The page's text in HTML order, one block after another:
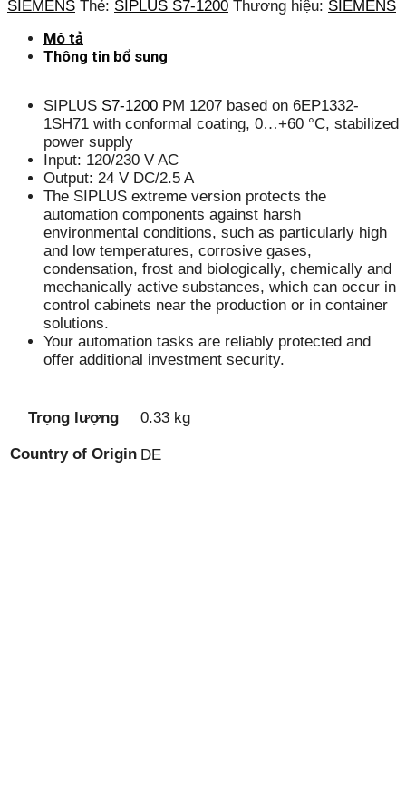
SIEMENS Thẻ: SIPLUS S7-1200 Thương hiệu: SIEMENS
Mô tả
Thông tin bổ sung
SIPLUS S7-1200 PM 1207 based on 6EP1332-
1SH71 with conformal coating, 0…+60 °C, stabilized
power supply
Input: 120/230 V AC
Output: 24 V DC/2.5 A
The SIPLUS extreme version protects the
automation components against harsh
environmental conditions, such as particularly high
and low temperatures, corrosive gases,
condensation, frost and biologically, chemically and
mechanically active substances, which can occur in
control cabinets near the production or in container
solutions.
Your automation tasks are reliably protected and
offer additional investment security.
Trọng lượng 0.33 kg
Country of Origin DE